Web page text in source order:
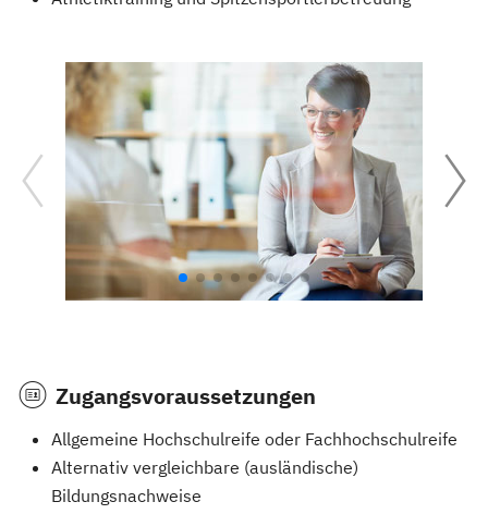
Zugangsvoraussetzungen
Allgemeine Hochschulreife oder Fachhochschulreife
Alternativ vergleichbare (ausländische)
Bildungsnachweise